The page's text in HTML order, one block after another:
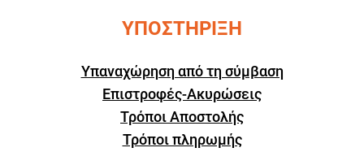
ΥΠΟΣΤΗΡΙΞΗ
Υπαναχώρηση από τη σύμβαση
Επιστροφές-Ακυρώσεις
Τρόποι Αποστολής
Τρόποι πληρωμής